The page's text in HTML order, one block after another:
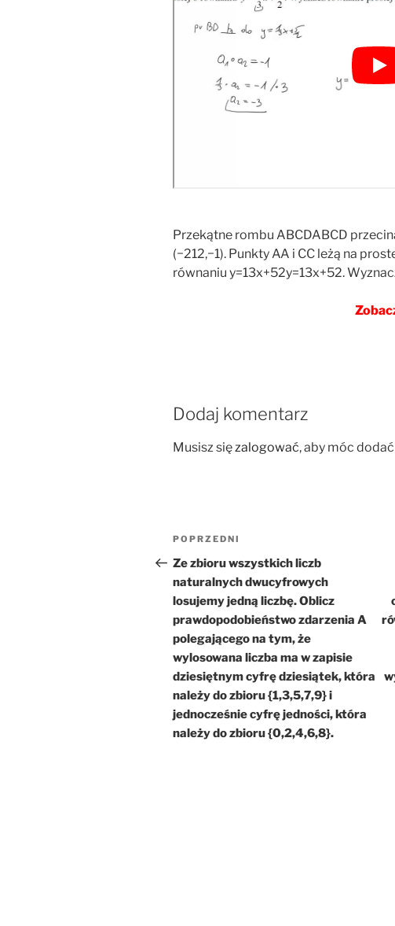
Przekątne rombu ABCDABCD
(−212,−1). Punkty AA i CC leżą na
równaniu y=13x+52y=13x+52.
Dodaj komentarz
Musisz sięzalogować, aby móc
Nawigacja
wpisu
Poprzedni
wpis
POPRZEDNI
Ze zbioru wszystkich liczb
naturalnych dwucyfrowych
losujemy jedną liczbę. Oblicz
prawdopodobieństwo zdarzenia A
polegającego na tym, że
wylosowana liczba ma w zapisie
dziesiętnym cyfrę dziesiątek, która
należy do zbioru {1,3,5,7,9} i
jednocześnie cyfrę jedności, która
należy do zbioru {0,2,4,6,8}.